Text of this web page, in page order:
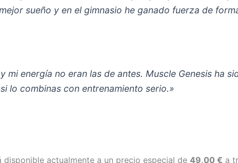
sueño y en el gimnasio he ganado fuerza de
energía no eran las de antes. Muscle Genesis ha
lo combinas con entrenamiento serio.»
disponible actualmente a un precio especial de 49,00 € a